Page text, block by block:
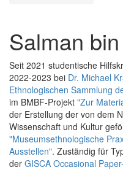
Salman
Seit 2021 studentische
2022-2023 bei Dr. Michael
Ethnologischen Sammlung
im BMBF-Projekt "Zur
der Erstellung der von dem
Wissenschaft und Kultur
"Museumsethnologische
Ausstellen". Zuständig für
der GISCA Occasional